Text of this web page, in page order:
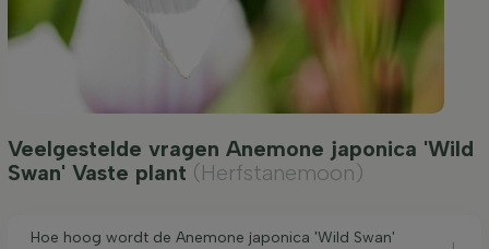
Veelgestelde vragen Anemone japonica 'Wild
Swan' Vaste plant (Herfstanemoon)
Hoe hoog wordt de Anemone japonica 'Wild Swan'